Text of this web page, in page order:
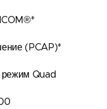
(PCAP)*
Quad